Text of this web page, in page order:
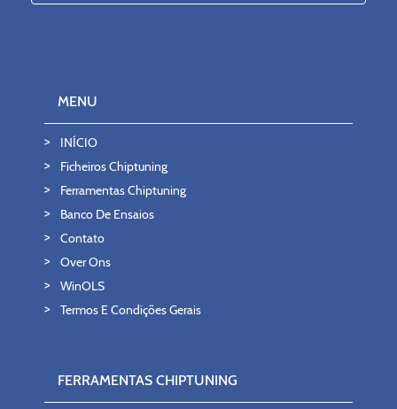
MENU
INÍCIO
Ficheiros Chiptuning
Ferramentas Chiptuning
Banco De Ensaios
Contato
Over Ons
WinOLS
Termos E Condições Gerais
FERRAMENTAS CHIPTUNING